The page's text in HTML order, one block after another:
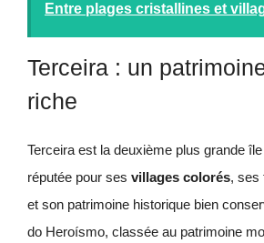
Entre plages cristallines et
Terceira : un
riche
Terceira est la deuxième plus grande
réputée pour ses villages colorés, ses
et son patrimoine historique bien
do Heroísmo, classée au patrimoine